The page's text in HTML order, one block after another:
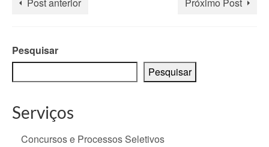
Post anterior Próximo Post
Pesquisar
Pesquisar
Serviços
Concursos e Processos Seletivos